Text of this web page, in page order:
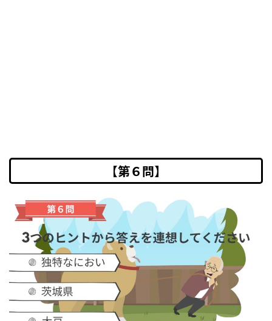
【第６問】